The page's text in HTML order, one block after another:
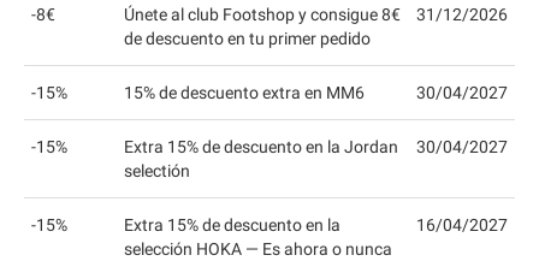
-8€
Únete al club Footshop y consigue 8€
de descuento en tu primer pedido
31/12/2026
-15% 15% de descuento extra en MM6 30/04/2027
-15%
Extra 15% de descuento en la Jordan
selectión
30/04/2027
-15%
Extra 15% de descuento en la
selección HOKA — Es ahora o nunca
16/04/2027